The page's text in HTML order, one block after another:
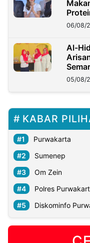
06/08/
Al-
05/08/
KABAR
Purwakarta
Sumenep
Om Zein
Polres
Diskominfo